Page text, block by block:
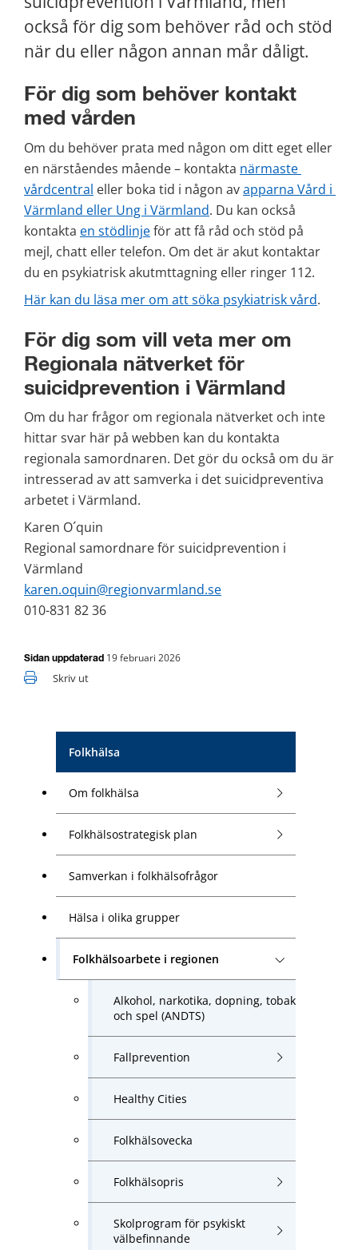
Folkhälsa
Om folkhälsa
Folkhälsostrategisk plan
Samverkan i folkhälsofrågor
Hälsa i olika grupper
Folkhälsoarbete i regionen
Alkohol, narkotika, dopning, tobak
och spel (ANDTS)
Fallprevention
Healthy Cities
Folkhälsovecka
Folkhälsopris
Skolprogram för psykiskt
välbefinnande
också för dig som behöver råd och stöd
när du eller någon annan mår dåligt.
För dig som behöver kontakt
med vården
Om du behöver prata med någon om ditt eget eller
en närståendes mående – kontakta närmaste
vårdcentral eller boka tid i någon av apparna Vård i
Värmland eller Ung i Värmland. Du kan också
kontakta en stödlinje för att få råd och stöd på
mejl, chatt eller telefon. Om det är akut kontaktar
du en psykiatrisk akutmttagning eller ringer 112.
Här kan du läsa mer om att söka psykiatrisk vård.
För dig som vill veta mer om
Regionala nätverket för
suicidprevention i Värmland
Om du har frågor om regionala nätverket och inte
hittar svar här på webben kan du kontakta
regionala samordnaren. Det gör du också om du är
intresserad av att samverka i det suicidpreventiva
arbetet i Värmland.
Karen O´quin
Regional samordnare för suicidprevention i
Värmland
karen.oquin@regionvarmland.se
010-831 82 36
Sidan uppdaterad 19 februari 2026
Skriv ut